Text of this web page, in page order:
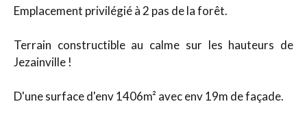
Emplacement privilégié à 2 pas de la forêt.
Terrain constructible au calme sur les hauteurs de
Jezainville !
D'une surface d'env 1406m² avec env 19m de façade.